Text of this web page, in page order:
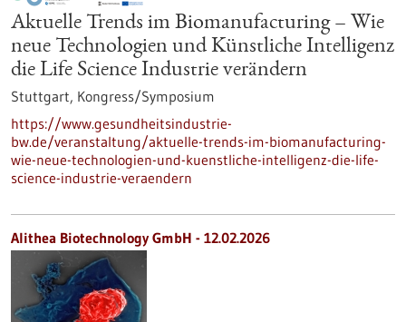
Aktuelle Trends im Biomanufacturing – Wie
neue Technologien und Künstliche Intelligenz
die Life Science Industrie verändern
Stuttgart, Kongress/Symposium
https://www.gesundheitsindustrie-
bw.de/veranstaltung/aktuelle-trends-im-biomanufacturing-
wie-neue-technologien-und-kuenstliche-intelligenz-die-life-
science-industrie-veraendern
Alithea Biotechnology GmbH - 12.02.2026